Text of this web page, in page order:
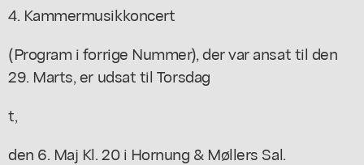
4. Kammermusikkoncert
(Program i forrige Nummer), der var ansat til den
29. Marts, er udsat til Torsdag
t,
den 6. Maj Kl. 20 i Hornung & Møllers Sal.